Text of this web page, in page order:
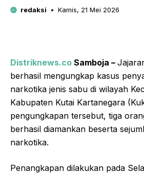
redaksi Kamis, 21 Mei 2026
Distriknews.co Samboja –
berhasil mengungkap kasus
narkotika jenis sabu di wilayah
Kabupaten Kutai Kartanegara
pengungkapan tersebut, tiga
berhasil diamankan beserta
narkotika.
Penangkapan dilakukan pada